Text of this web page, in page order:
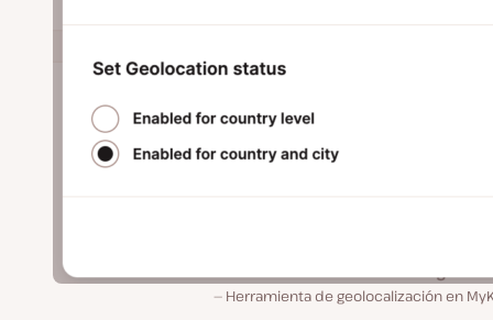
Herramienta de geolocalización en